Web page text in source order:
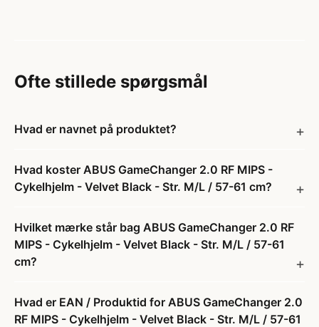
Ofte stillede spørgsmål
Hvad er navnet på produktet?
Hvad koster ABUS GameChanger 2.0 RF MIPS -
Cykelhjelm - Velvet Black - Str. M/L / 57-61 cm?
Hvilket mærke står bag ABUS GameChanger 2.0 RF
MIPS - Cykelhjelm - Velvet Black - Str. M/L / 57-61
cm?
Hvad er EAN / Produktid for ABUS GameChanger 2.0
RF MIPS - Cykelhjelm - Velvet Black - Str. M/L / 57-61